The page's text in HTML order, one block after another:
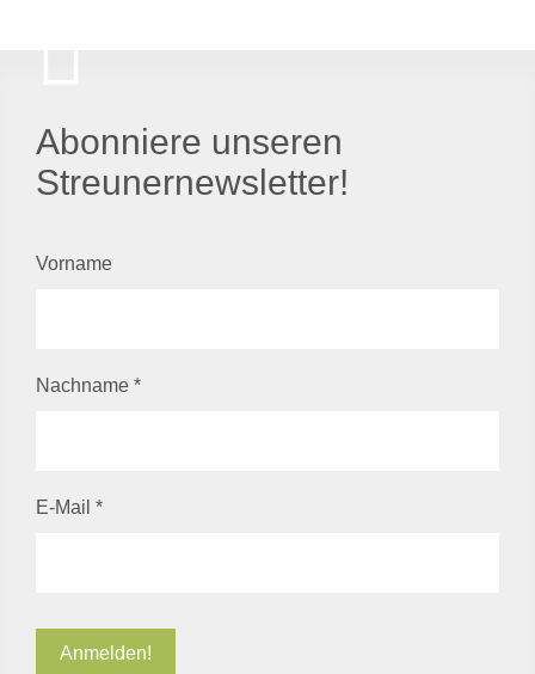
Abonniere unseren
Streunernewsletter!
Vorname
Nachname *
E-Mail *